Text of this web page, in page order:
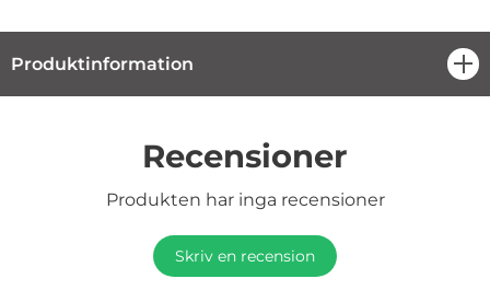
Produktinformation
Recensioner
Produkten har inga recensioner
Skriv en recension